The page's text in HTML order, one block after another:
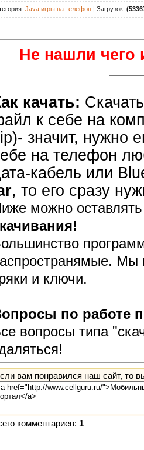
Java игры на телефон | Загрузок:
Не нашли чего
качать:
к себе на
значит, нужно
на телефон
кабель или
, то его сразу
можно
Мы
и ключи.
по работе
вопросы типа
вам понравился наш сайт, то
комментариев: 1